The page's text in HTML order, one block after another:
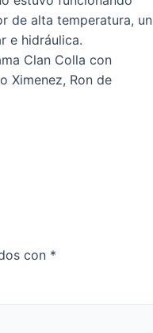
de alta temperatura, un
e hidráulica.
Clan Colla con
Ximenez, Ron de
con *